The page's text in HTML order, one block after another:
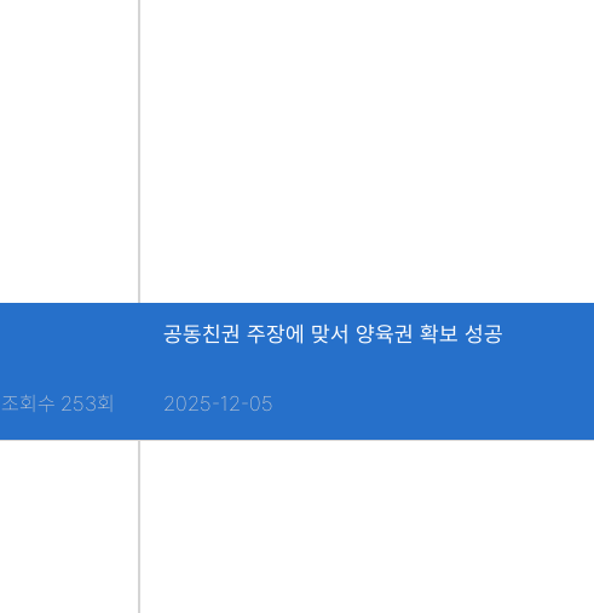
조회수 253회
공동친권 주장에 맞서 양육권 확보 성공
2025-12-05